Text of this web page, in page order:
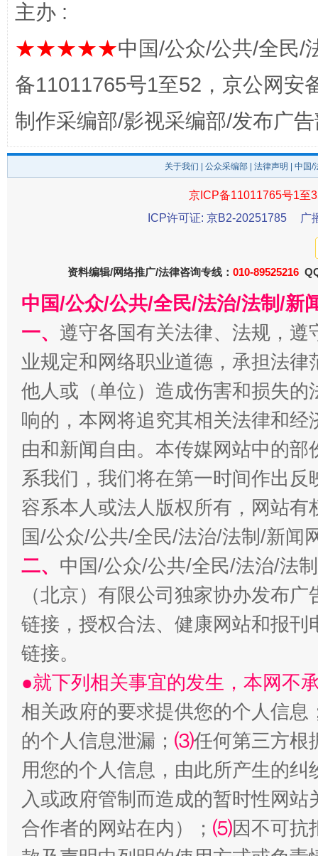
揭开“小金库”的免责幌子
阿坝州三大球赛在茂县开幕 规模
主办 :
★★★★★中国/公众/公共/全民/
备11011765号1至52，京公网安
制作采编部/影视采编部/发布广
关于我们 公众采编部 法律声明 | 中国
京ICP备11011765号1至
ICP许可证: 京B2-20251785
广
资料编辑/网络推广/法律咨询专线： 010-89525216
中国/公众/公共/全民/法治/法制/新
一、 遵守各国有关法律、法规，
业规定和网络职业道德，承担法
他人或（单位）造成伤害和损失
响的，本网将追究其相关法律和
由和新闻自由。本传媒网站中的
系我们，我们将在第一时间作出
容系本人或法人版权所有，网站
国/公众/公共/全民/法治/法制/新闻
二、 中国/公众/公共/全民/法治/法
（北京）有限公司独家协办发布
链接，授权合法、健康网站和报
链接。
●就下列相关事宜的发生，本网不
相关政府的要求提供您的个人信息
的个人信息泄漏； ⑶任何第三方根
用您的个人信息，由此所产生的纠
入或政府管制而造成的暂时性网
合作者的网站在内）； ⑸因不可抗